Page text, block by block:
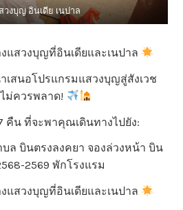
วงบุญ อินเดีย เนปาล
แสวงบุญที่อินเดียและเนปาล
เสนอโปรแกรมแสวงบุญสู่สังเวช
ม่ควรพลาด!
คืน ที่จะพาคุณเดินทางไปยัง:
ล บินตรงลงคยา จองล่วงหน้า บิน
2569 พักโรงแรม
แสวงบุญที่อินเดียและเนปาล